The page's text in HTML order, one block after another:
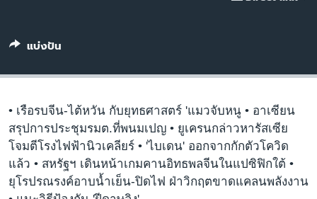
เลือกภาษา
แบ่งปัน
• เรือรบจีน-ไต้หวัน กับยุทธศาสตร์ 'แมวจับหนู • อาเซียน
สรุปการประชุมรมต.ที่พนมเปญ • ยูเครนกล่าวหารัสเซีย
โจมตีโรงไฟฟ้านิวเคลียร์ • 'ไบเดน' ออกจากกักตัวโควิด
แล้ว • สหรัฐฯ เดินหน้าเกมคานอิทธพลจีนในแปซิฟิกใต้ •
ยุโรปรณรงค์อาบน้ำเย็น-ปิดไฟ ฝ่าวิกฤตขาดแคลนพลังงาน